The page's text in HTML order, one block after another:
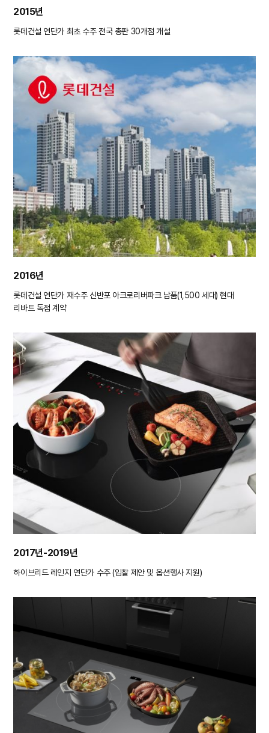
2015년
롯데건설 연단가 최초 수주전국 총판 30개점 개설
2016년
롯데건설 연단가 재수주신반포 아크로리버파크 납품(1,500 세대) 현대
리바트 독점 계약
2017년-2019년
하이브리드 레인지 연단가 수주(입찰 제안 및 옵션행사 지원)